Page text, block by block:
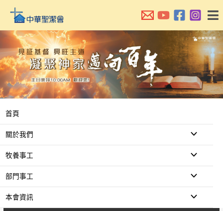
主
內
容
首頁
關於我們
牧養事工
部門事工
本會資訊